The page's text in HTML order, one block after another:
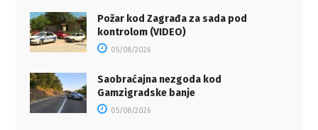
Požar kod Zagrađa za sada pod
kontrolom (VIDEO)
05/08/2026
Saobraćajna nezgoda kod
Gamzigradske banje
05/08/2026